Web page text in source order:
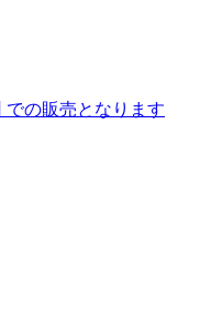
での販売となります